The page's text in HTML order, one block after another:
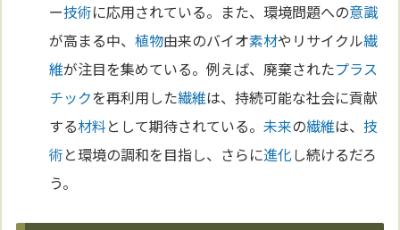
ー技術に応用されている。また、環境問題への意識
が高まる中、植物由来のバイオ素材やリサイクル繊
維が注目を集めている。例えば、廃棄されたプラス
チックを再利用した繊維は、持続可能な社会に貢献
する材料として期待されている。未来の繊維は、技
術と環境の調和を目指し、さらに進化し続けるだろ
う。